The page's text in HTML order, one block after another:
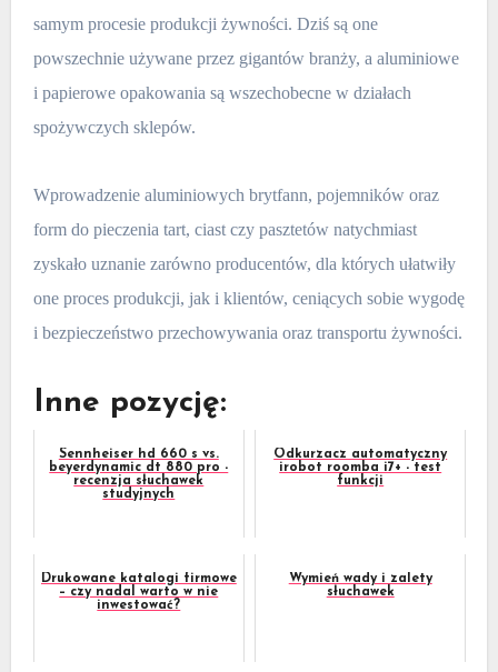
samym procesie produkcji żywności. Dziś są one
powszechnie używane przez gigantów branży, a aluminiowe
i papierowe opakowania są wszechobecne w działach
spożywczych sklepów.
Wprowadzenie aluminiowych brytfann, pojemników oraz
form do pieczenia tart, ciast czy pasztetów natychmiast
zyskało uznanie zarówno producentów, dla których ułatwiły
one proces produkcji, jak i klientów, ceniących sobie wygodę
i bezpieczeństwo przechowywania oraz transportu żywności.
Inne pozycję:
Sennheiser hd 660 s vs.
beyerdynamic dt 880 pro -
recenzja słuchawek
studyjnych
Odkurzacz automatyczny
irobot roomba i7+ - test
funkcji
Drukowane katalogi firmowe
– czy nadal warto w nie
inwestować?
Wymień wady i zalety
słuchawek